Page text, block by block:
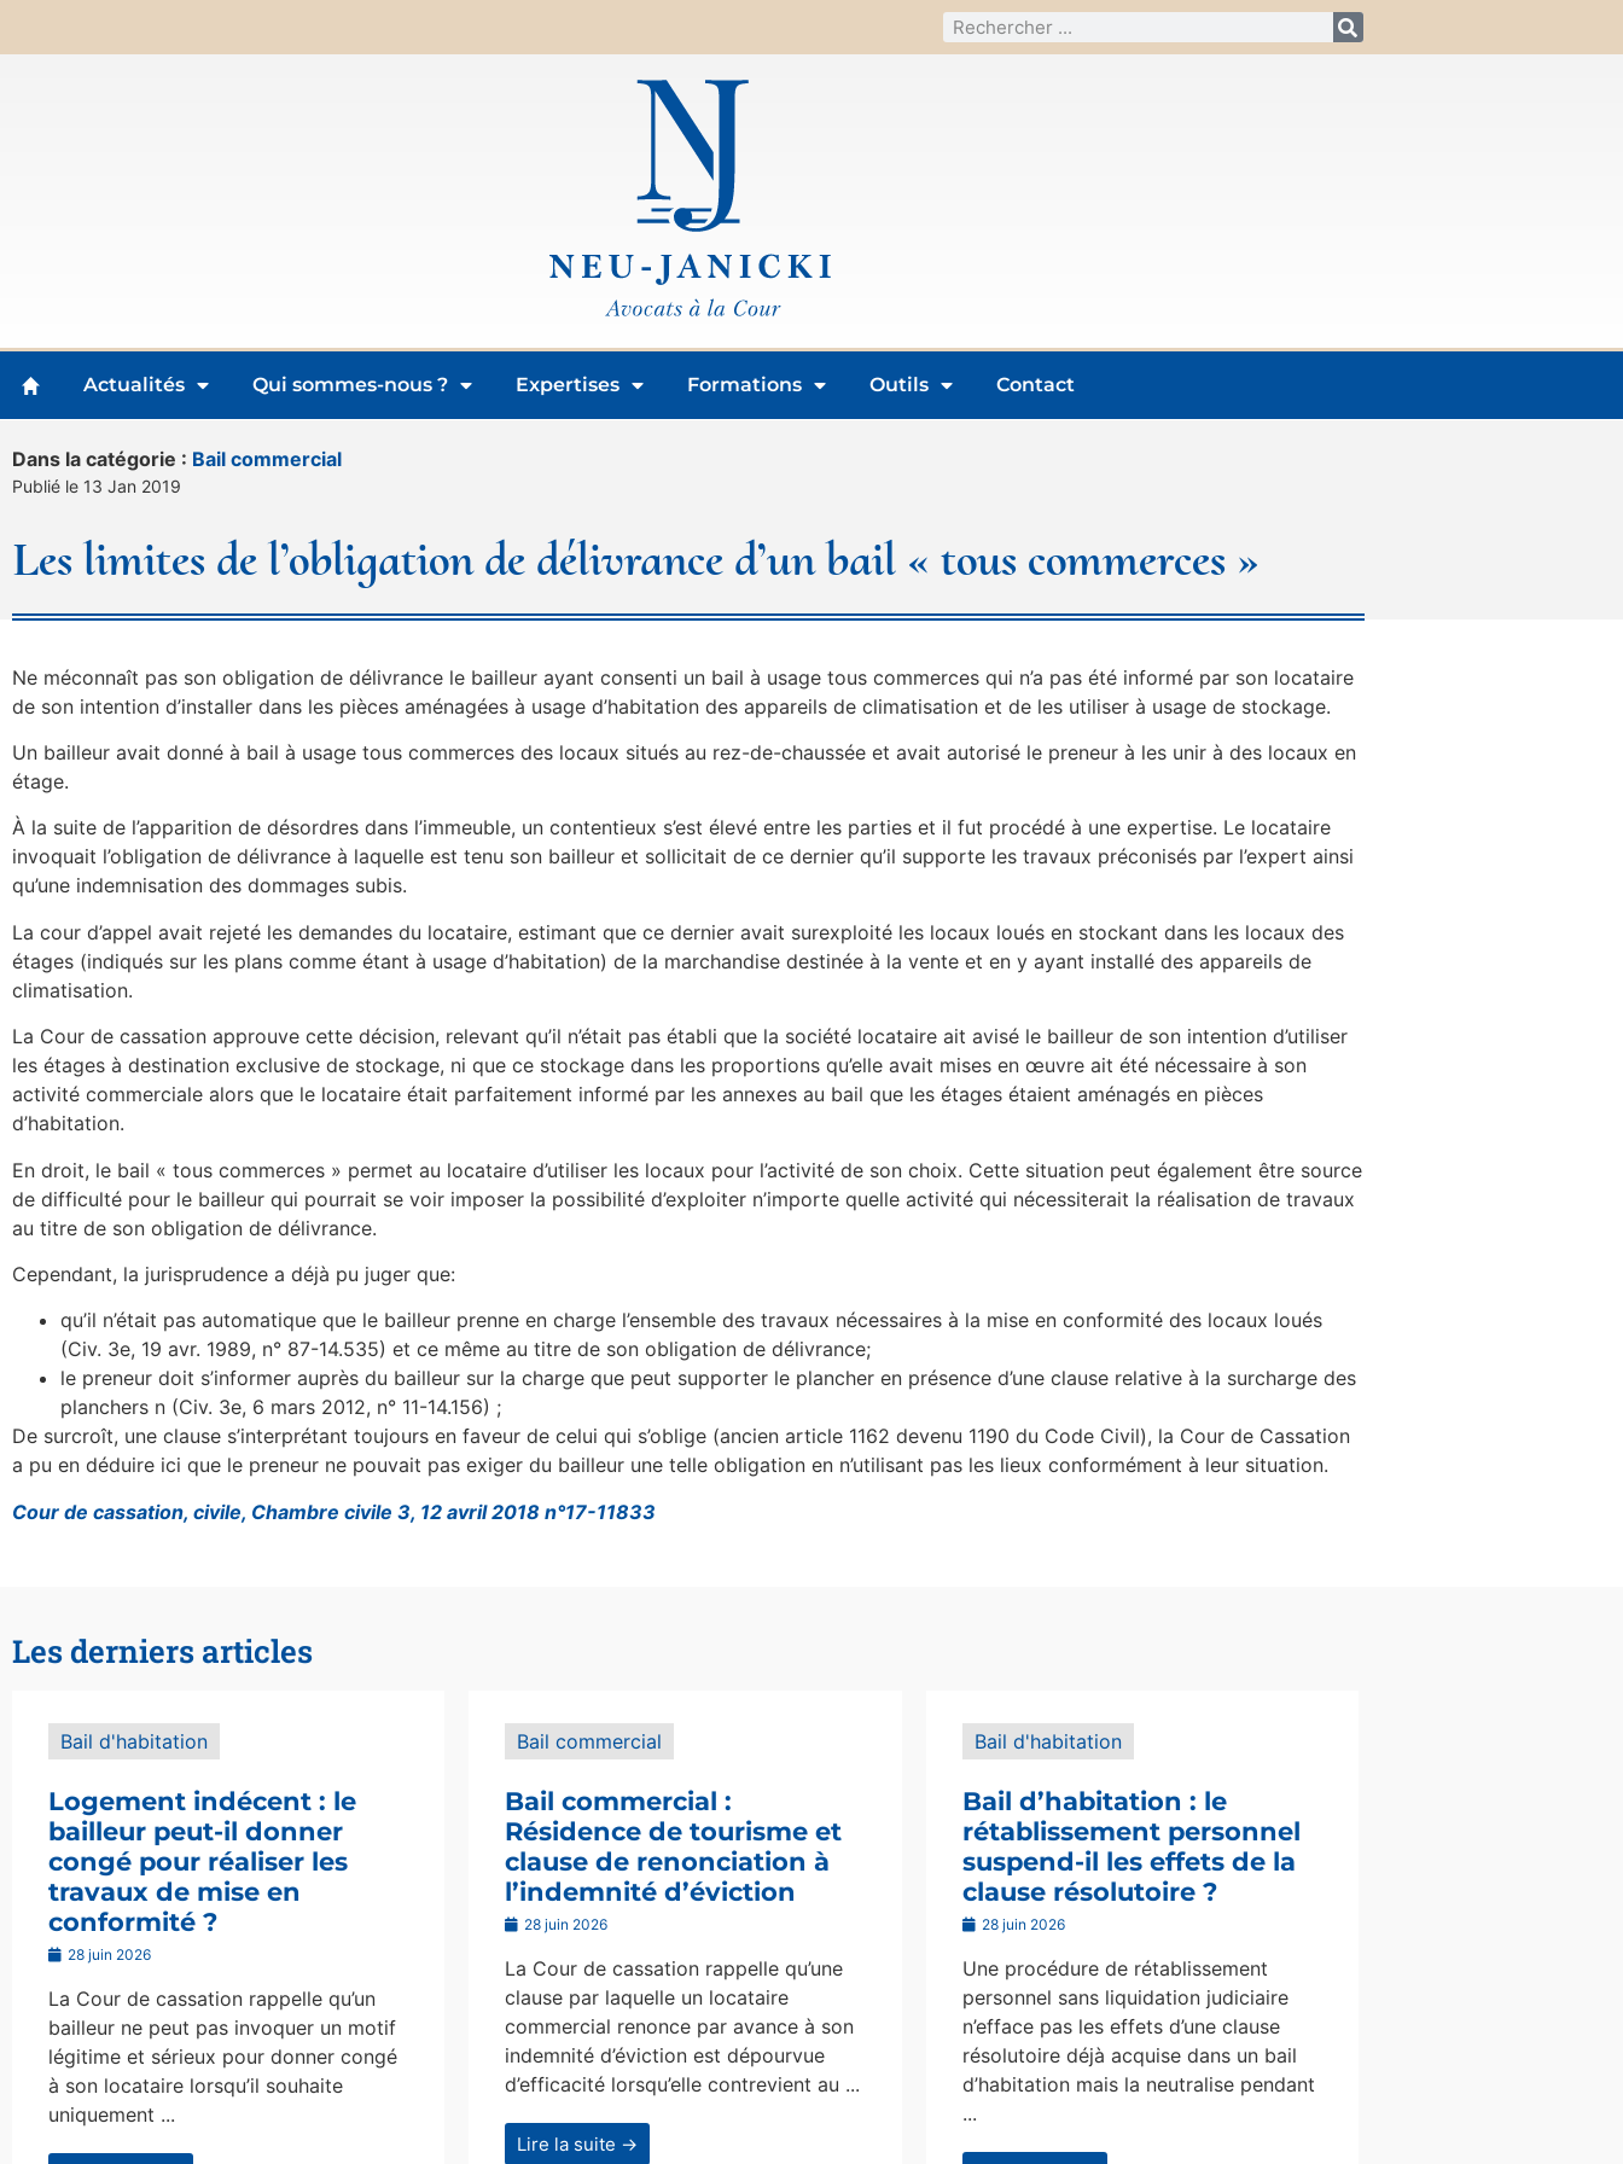
Actualités Qui sommes-nous ? Expertises Formations Outils Contact
Dans la catégorie : Bail commercial
Publié le 13 Jan 2019
Les limites de l’obligation de délivrance d’un bail « tous commerces »
Ne méconnaît pas son obligation de délivrance le bailleur ayant consenti un bail à usage tous commerces qui n’a pas été informé par son locataire
de son intention d’installer dans les pièces aménagées à usage d’habitation des appareils de climatisation et de les utiliser à usage de stockage.
Un bailleur avait donné à bail à usage tous commerces des locaux situés au rez-de-chaussée et avait autorisé le preneur à les unir à des locaux en
étage.
À la suite de l’apparition de désordres dans l’immeuble, un contentieux s’est élevé entre les parties et il fut procédé à une expertise. Le locataire
invoquait l’obligation de délivrance à laquelle est tenu son bailleur et sollicitait de ce dernier qu’il supporte les travaux préconisés par l’expert ainsi
qu’une indemnisation des dommages subis.
La cour d’appel avait rejeté les demandes du locataire, estimant que ce dernier avait surexploité les locaux loués en stockant dans les locaux des
étages (indiqués sur les plans comme étant à usage d’habitation) de la marchandise destinée à la vente et en y ayant installé des appareils de
climatisation.
La Cour de cassation approuve cette décision, relevant qu’il n’était pas établi que la société locataire ait avisé le bailleur de son intention d’utiliser
les étages à destination exclusive de stockage, ni que ce stockage dans les proportions qu’elle avait mises en œuvre ait été nécessaire à son
activité commerciale alors que le locataire était parfaitement informé par les annexes au bail que les étages étaient aménagés en pièces
d’habitation.
En droit, le bail « tous commerces » permet au locataire d’utiliser les locaux pour l’activité de son choix. Cette situation peut également être source
de difficulté pour le bailleur qui pourrait se voir imposer la possibilité d’exploiter n’importe quelle activité qui nécessiterait la réalisation de travaux
au titre de son obligation de délivrance.
Cependant, la jurisprudence a déjà pu juger que:
qu’il n’était pas automatique que le bailleur prenne en charge l’ensemble des travaux nécessaires à la mise en conformité des locaux loués
(Civ. 3e, 19 avr. 1989, n° 87-14.535) et ce même au titre de son obligation de délivrance;
le preneur doit s’informer auprès du bailleur sur la charge que peut supporter le plancher en présence d’une clause relative à la surcharge des
planchers n (Civ. 3e, 6 mars 2012, n° 11-14.156) ;
De surcroît, une clause s’interprétant toujours en faveur de celui qui s’oblige (ancien article 1162 devenu 1190 du Code Civil), la Cour de Cassation
a pu en déduire ici que le preneur ne pouvait pas exiger du bailleur une telle obligation en n’utilisant pas les lieux conformément à leur situation.
Cour de cassation, civile, Chambre civile 3, 12 avril 2018 n°17-11833
Les derniers articles
Bail d'habitation
Logement indécent : le
bailleur peut-il donner
congé pour réaliser les
travaux de mise en
conformité ?
28 juin 2026
La Cour de cassation rappelle qu’un
bailleur ne peut pas invoquer un motif
légitime et sérieux pour donner congé
à son locataire lorsqu’il souhaite
uniquement ...
Bail commercial
Bail commercial :
Résidence de tourisme et
clause de renonciation à
l’indemnité d’éviction
28 juin 2026
La Cour de cassation rappelle qu’une
clause par laquelle un locataire
commercial renonce par avance à son
indemnité d’éviction est dépourvue
d’efficacité lorsqu’elle contrevient au ...
Lire la suite →
Bail d'habitation
Bail d’habitation : le
rétablissement personnel
suspend-il les effets de la
clause résolutoire ?
28 juin 2026
Une procédure de rétablissement
personnel sans liquidation judiciaire
n’efface pas les effets d’une clause
résolutoire déjà acquise dans un bail
d’habitation mais la neutralise pendant
...